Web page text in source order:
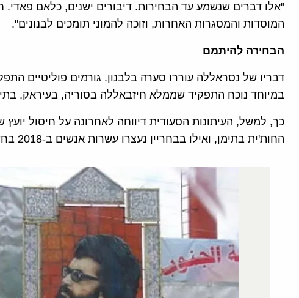
המוסדות והמסגרות האחרות, וזוכה להמוני תומכים לבנונים".
הבחירה להיתמם
דבריו של נסראללה עוררו סערה בלבנון. גורמים פוליטיים
במיוחד נוכח התפקיד שממלא חיזבאללה בסוריה, בעיראק,
כך, למשל, העיתונות הסעודית דיווחה לאחרונה על חיסול
החות'ית בתימן, ואילו בבחריין נעצרו עשרות אנשים ב-2018 בחשד להשתייכות לחיזבאללה.